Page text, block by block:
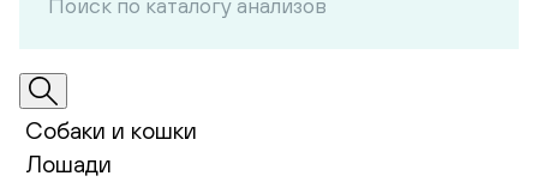
Собаки и кошки
Лошади